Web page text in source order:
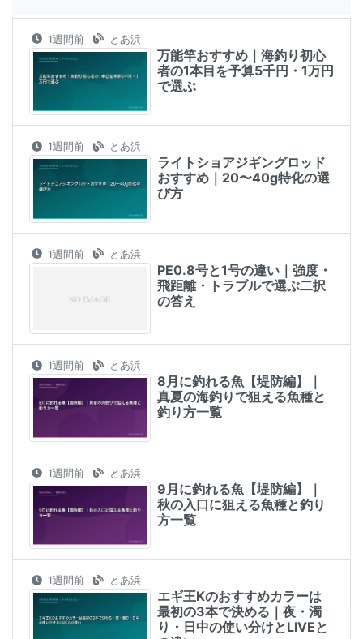
1週間前 とあ浜
万能竿おすすめ｜海釣り初心
者の1本目を予算5千円・1万円
で選ぶ
1週間前 とあ浜
ライトショアジギングロッド
おすすめ｜20〜40g特化の選
び方
1週間前 とあ浜
PE0.8号と1号の違い｜強度・
飛距離・トラブルで選ぶ二択
の答え
1週間前 とあ浜
8月に釣れる魚【堤防編】｜
真夏の海釣りで狙える魚種と
釣り方一覧
1週間前 とあ浜
9月に釣れる魚【堤防編】｜
秋の入口に狙える魚種と釣り
方一覧
1週間前 とあ浜
エギ王Kのおすすめカラーは
最初の3本で決める｜夜・濁
り・日中の使い分けとLIVEと